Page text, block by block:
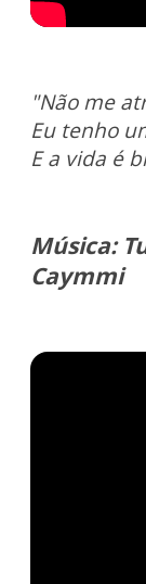
"Não me
Eu tenho
E a vida é
Música:
Caymmi